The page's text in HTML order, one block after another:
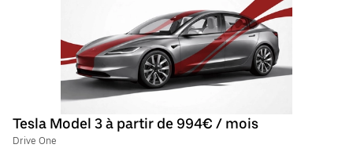
Tesla Model 3 à partir de 994€ / mois
Drive One